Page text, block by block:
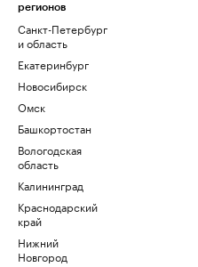
регионов
Санкт-Петербург
и область
Екатеринбург
Новосибирск
Омск
Башкортостан
Вологодская
область
Калининград
Краснодарский
край
Нижний
Новгород